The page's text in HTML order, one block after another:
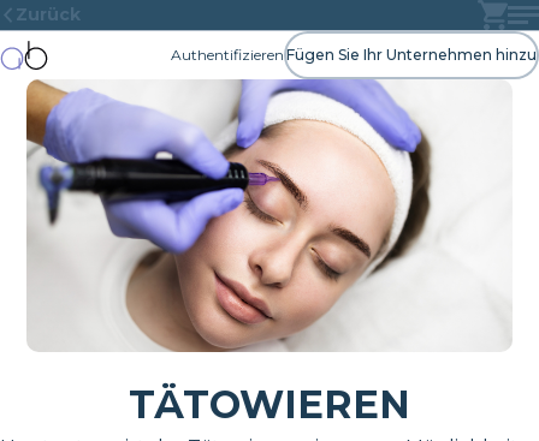
Zurück
Authentifizieren Fügen Sie Ihr Unternehmen hinzu
TÄTOWIEREN